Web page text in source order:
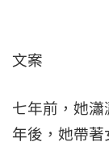
文案
七年前，她
年後，她帶